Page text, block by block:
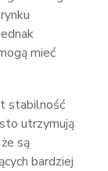
mieć
stabilność
utrzymują
są
bardziej